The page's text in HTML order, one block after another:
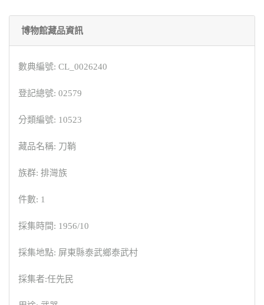
博物館藏品資訊
數典編號: CL_0026240
登記總號: 02579
分類編號: 10523
藏品名稱: 刀鞘
族群: 排灣族
件數: 1
採集時間: 1956/10
採集地點: 屏東縣泰武鄉泰武村
採集者:任先民